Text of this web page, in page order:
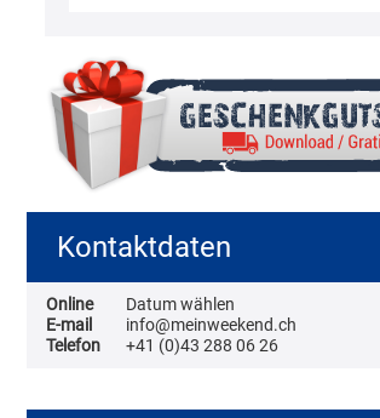
Kontaktdaten
Online
Datum wählen
E-mail
info@meinweekend.ch
Telefon
+41 (0)43 288 06 26